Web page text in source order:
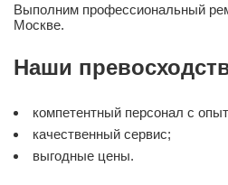
Выполним профессиональный
Москве.
Наши
компетентный персонал с
качественный сервис;
выгодные цены.